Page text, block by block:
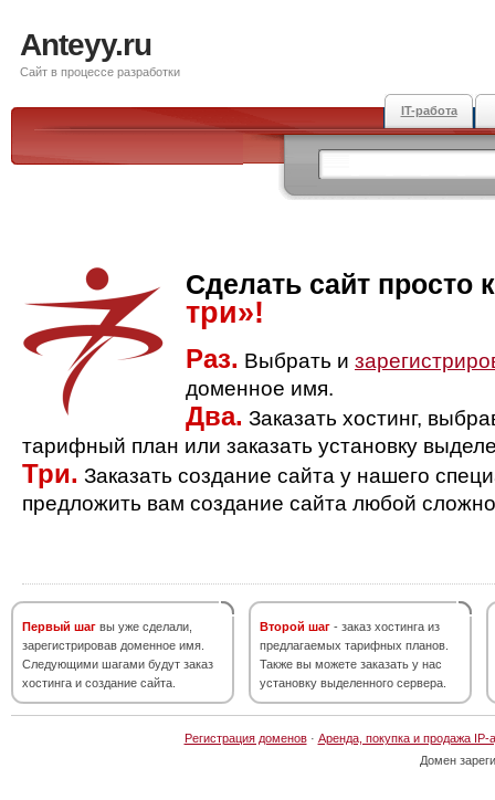
Anteyy.ru
Сайт в процессе разработки
IT-работа
Сделать сайт просто
три»!
Раз. Выбрать и
доменное имя.
Два. Заказать хостинг,
тарифный план или заказать установку
Три. Заказать создание сайта у нашего
предложить вам создание сайта любой
Первый шаг вы уже сделали,
зарегистрировав доменное имя.
Следующими шагами будут заказ
хостинга и создание сайта.
Второй шаг - заказ хостинга из
предлагаемых тарифных планов.
Также вы можете заказать у нас
установку выделенного сервера.
Регистрация доменов· Аренда, покупка и продажа IP-
Домен